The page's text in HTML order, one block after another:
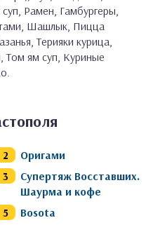
Рамен, Гамбургеры,
Шашлык, Пицца
Терияки курица,
Том ям суп, Куриные
Оригами
Супертяж Восставших.
Шаурма и кофе
Bosota